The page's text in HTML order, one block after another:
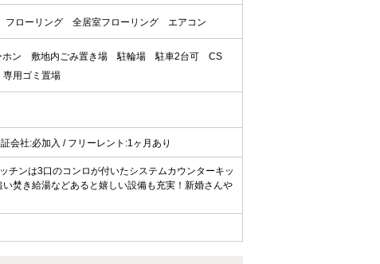
フローリング 全居室フローリング エアコン
ン 敷地内ごみ置き場 駐輪場 駐車2台可
CS
専用ゴミ置場
会社:必加入 / フリーレント:1ヶ月あり
チンは3口のコンロが付いたシステムカウンターキッ
焚き給湯などあると嬉しい設備も充実！新婚さんや